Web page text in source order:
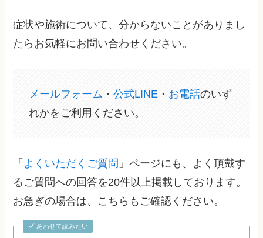
症状や施術について、分からないことがありまし
たらお気軽にお問い合わせください。
メールフォーム ・公式LINE ・ お電話のいず
れかをご利用ください。
「 よくいただくご質問 」ページにも、よく頂戴す
るご質問への回答を20件以上掲載しております。
お急ぎの場合は、こちらもご確認ください。
あわせて読みたい